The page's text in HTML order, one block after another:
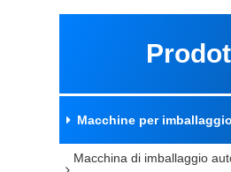
Macchine per imballaggio
Macchina di imballaggio